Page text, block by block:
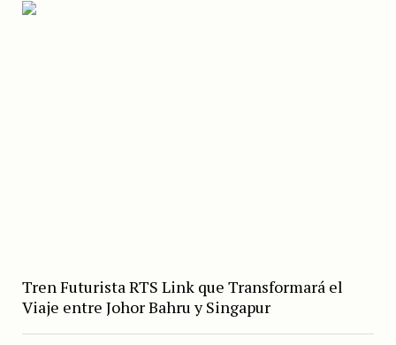
Tren Futurista RTS Link que Transformará el
Viaje entre Johor Bahru y Singapur